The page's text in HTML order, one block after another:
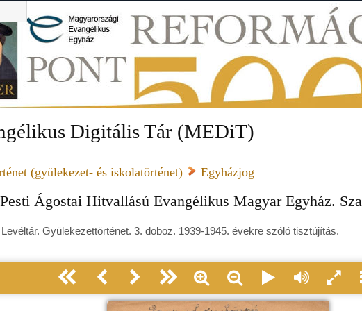
Digitális Tár (MEDiT)
(gyülekezet- és iskolatörténet) Egyházjog
Ágostai Hitvallású Evangélikus Magyar Egyház.
Gyülekezettörténet. 3. doboz. 1939-1945. évekre szóló tisztújítás.